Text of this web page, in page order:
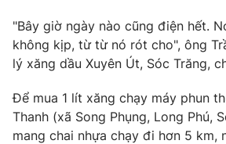
Hitech Công nghệ tương lai
Sản phẩm
Tư vấn
Giao lưu trực tuyến
Chuyên mục khác
"Bây giờ ngày nào cũng điện hết.
không kịp, từ từ nó rót cho", ông
lý xăng dầu Xuyên Út, Sóc Trăng,
Để mua 1 lít xăng chạy máy phun
Thanh (xã Song Phụng, Long Phú,
mang chai nhựa chạy đi hơn 5 km,